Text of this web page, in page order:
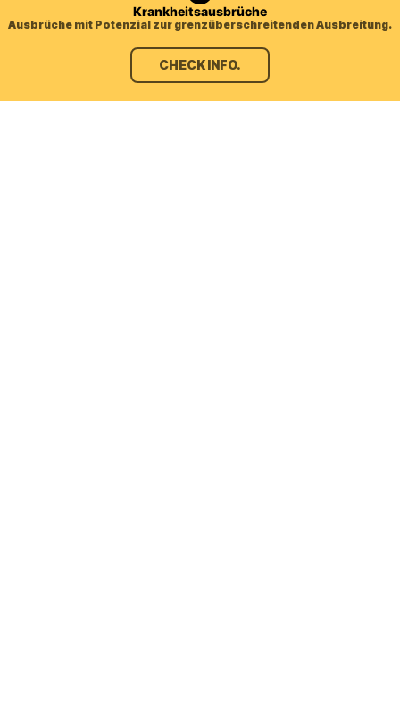
Krankheitsausbrüche
Ausbrüche mit Potenzial zur grenzüberschreitenden Ausbreitung.
CHECK INFO.